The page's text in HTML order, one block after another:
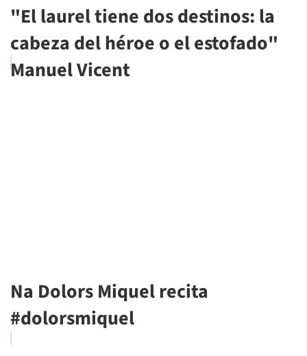
"El laurel tiene dos destinos: la
cabeza del héroe o el estofado"
Manuel Vicent
Na Dolors Miquel recita
#dolorsmiquel